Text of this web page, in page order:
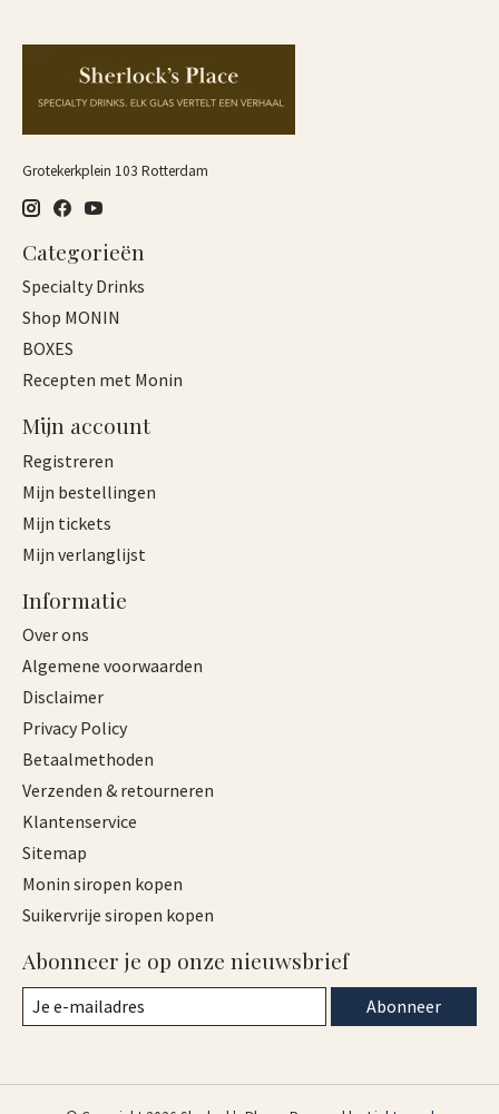
Grotekerkplein 103 Rotterdam
Categorieën
Specialty Drinks
Shop MONIN
BOXES
Recepten met Monin
Mijn account
Registreren
Mijn bestellingen
Mijn tickets
Mijn verlanglijst
Informatie
Over ons
Algemene voorwaarden
Disclaimer
Privacy Policy
Betaalmethoden
Verzenden & retourneren
Klantenservice
Sitemap
Monin siropen kopen
Suikervrije siropen kopen
Abonneer je op onze nieuwsbrief
Abonneer